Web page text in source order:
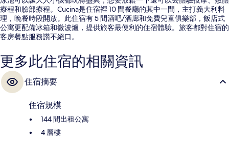
療程和臉部療程。Cucina是住宿裡 10 間餐廳的其中一間，主打義大利料
理，晚餐時段開放。此住宿有 5 間酒吧/酒廊和免費兒童俱樂部，飯店式
公寓更配備冰箱和微波爐，提供旅客最便利的住宿體驗。旅客都對住宿的
客房餐點服務讚不絕口。
更多此住宿的相關資訊
住宿摘要
住宿規模
144 間出租公寓
4 層樓